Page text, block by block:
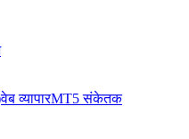
वेब व्यापारMT5 संकेतक